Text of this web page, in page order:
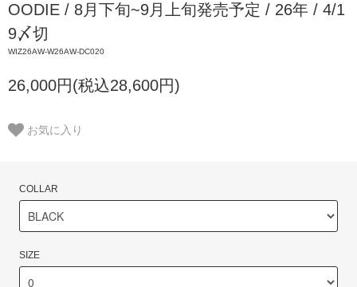
OODIE / 8月下旬~9月上旬発売予定 / 26年 / 4/1
9〆切
WIZ26AW-W26AW-DC020
26,000円(税込28,600円)
お気に入り
COLLAR
SIZE